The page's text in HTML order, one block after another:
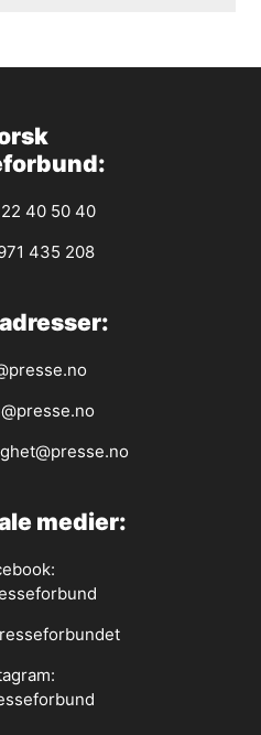
40 50 40
435 208
medier: